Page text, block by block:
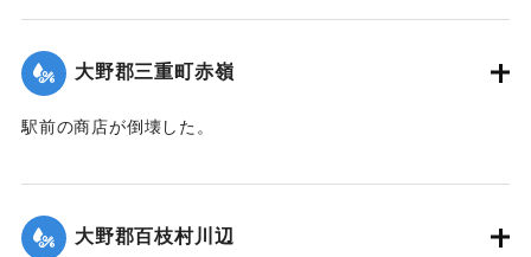
｜固有コード:00474067
大野郡三重町赤嶺
駅前の商店が倒壊した。
｜固有コード:00474068
大野郡百枝村川辺